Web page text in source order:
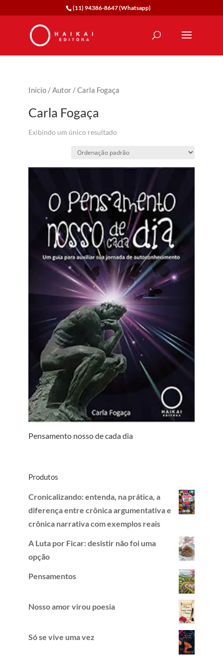
(11) 94386-8647 (Whatsapp)
Início/Autor/ Carla Fogaça
Carla Fogaça
Exibindo um único resultado
Pensamento nosso de cada dia
Produtos
Cronicalizando: entenda, na prática, a
diferença entre crônica argumentativa e
crônica narrativa com exemplos reais
A Luta por Ficar: desistir não foi uma
opção
Pensamentos
Nosso amor virou poesia
Só se vive uma vez